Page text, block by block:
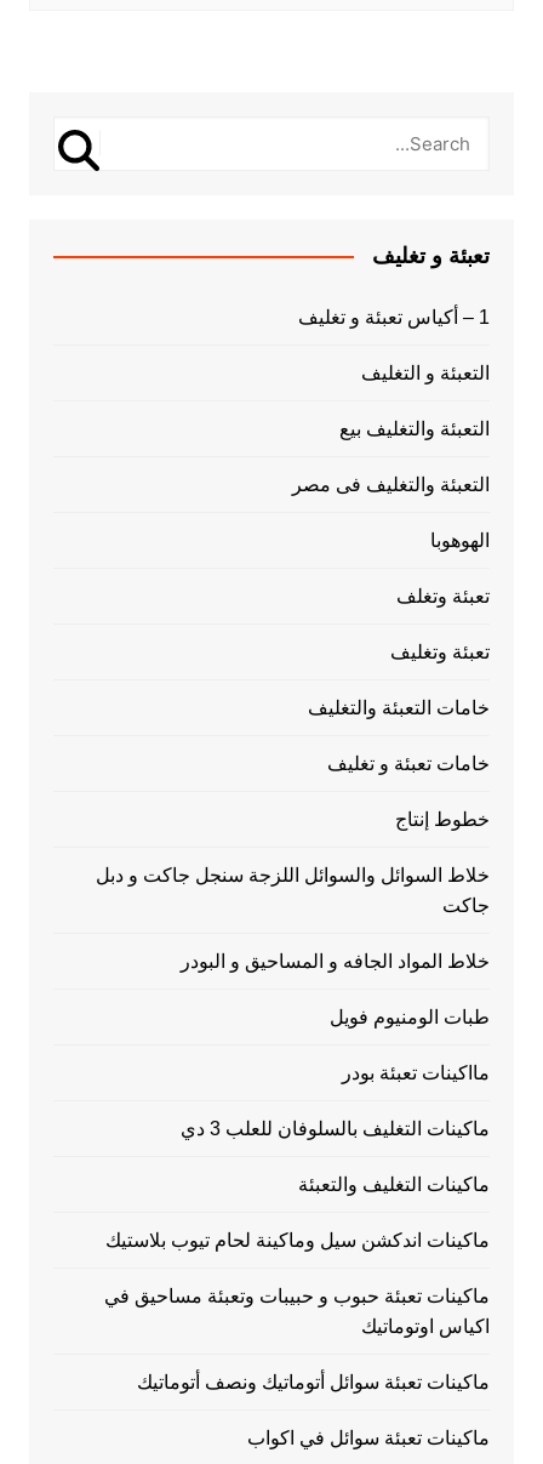
تعبئة و تغليف
1 – أكياس تعبئة و تغليف
التعبئة و التغليف
التعبئة والتغليف بيع
التعبئة والتغليف فى مصر
الهوهوبا
تعبئة وتغلف
تعبئة وتغليف
خامات التعبئة والتغليف
خامات تعبئة و تغليف
خطوط إنتاج
خلاط السوائل والسوائل اللزجة سنجل جاكت و دبل
جاكت
خلاط المواد الجافه و المساحيق و البودر
طبات الومنيوم فويل
مااكينات تعبئة بودر
ماكينات التغليف بالسلوفان للعلب 3 دي
ماكينات التغليف والتعبئة
ماكينات اندكشن سيل وماكينة لحام تيوب بلاستيك
ماكينات تعبئة حبوب و حبيبات وتعبئة مساحيق في
اكياس اوتوماتيك
ماكينات تعبئة سوائل أتوماتيك ونصف أتوماتيك
ماكينات تعبئة سوائل في اكواب